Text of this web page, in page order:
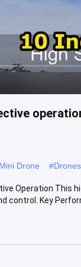
Drone #
Operation
control. Key